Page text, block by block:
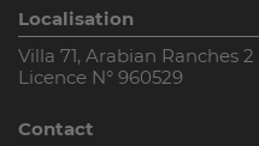
Localisation
Villa 71, Arabian Ranches
Licence N° 960529
Contact